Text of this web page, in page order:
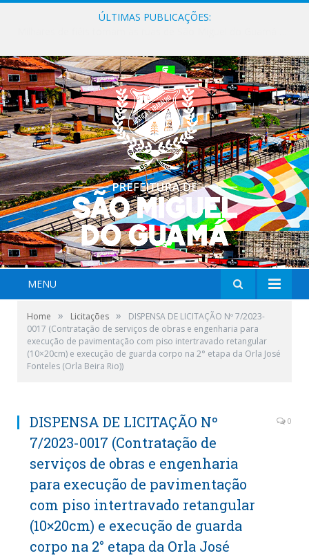
ÚLTIMAS PUBLICAÇÕES:
MENU
Home » Licitações »
DISPENSA DE LICITAÇÃO Nº 7/2023-
0017 (Contratação de serviços de obras e engenharia para
execução de pavimentação com piso intertravado retangular
(10×20cm) e execução de guarda corpo na 2° etapa da Orla José
Fonteles (Orla Beira Rio))
DISPENSA DE LICITAÇÃO Nº
7/2023-0017 (Contratação de
serviços de obras e engenharia
para execução de pavimentação
com piso intertravado retangular
(10×20cm) e execução de guarda
corpo na 2° etapa da Orla José
0